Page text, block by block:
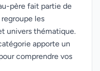
père fait partie de
regroupe les
univers thématique.
apporte un
comprendre vos